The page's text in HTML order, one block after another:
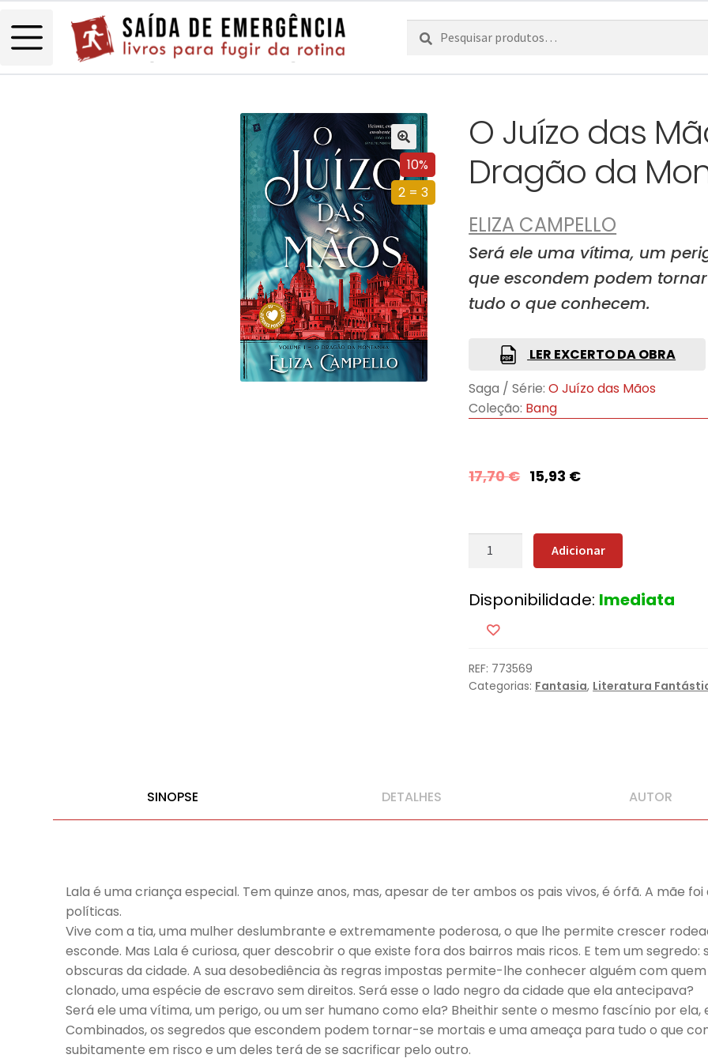
Pesquisar
por:
Pesquisa
10%
2 = 3
O Juízo das
Dragão da
ELIZA CAMPELLO
Será ele uma vítima, um
que escondem podem
tudo o que conhecem.
LER EXCERTO DA OBRA
Saga / Série: O Juízo das Mãos
Coleção: Bang
17,70€ 15,93 €
Quantidade
Juízo
das
Mãos
-
Volume
Adicionar
Disponibilidade: Imediata
REF: 773569
Categorias: Fantasia, Literatura
SINOPSE DETALHES AUTOR
Lala é uma criança especial. Tem quinze anos, mas, apesar de ter ambos os pais vivos, é órfã. A mãe
políticas.
Vive com a tia, uma mulher deslumbrante e extremamente poderosa, o que lhe permite crescer
esconde. Mas Lala é curiosa, quer descobrir o que existe fora dos bairros mais ricos. E tem um
obscuras da cidade. A sua desobediência às regras impostas permite-lhe conhecer alguém com
clonado, uma espécie de escravo sem direitos. Será esse o lado negro da cidade que ela antecipava?
Será ele uma vítima, um perigo, ou um ser humano como ela? Bheithir sente o mesmo fascínio por
Combinados, os segredos que escondem podem tornar-se mortais e uma ameaça para tudo o que
subitamente em risco e um deles terá de se sacrificar pelo outro.